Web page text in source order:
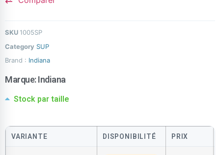
SKU 1005SP
Category SUP
Brand : Indiana
Marque:Indiana
Stock par taille
VARIANTE DISPONIBILITÉ PRIX